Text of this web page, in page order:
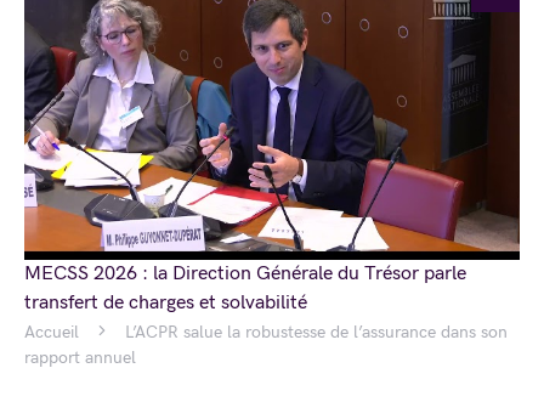
Accueil
L’ACPR salue la robustesse de l’assurance dans son
rapport annuel
MECSS 2026 : la Direction Générale du Trésor parle
transfert de charges et solvabilité